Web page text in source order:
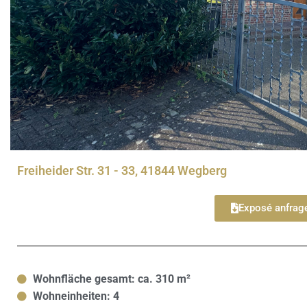
Freiheider Str. 31 - 33, 41844 Wegberg
Exposé
Wohnfläche gesamt: ca. 310 m²
Wohneinheiten: 4